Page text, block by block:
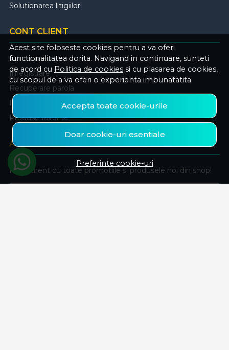
Acest site foloseste cookies pentru a va oferi
functionalitatea dorita. Navigand in continuare, sunteti
de acord cu Politica de cookies si cu plasarea de cookies,
cu scopul de a va oferi o experienta imbunatatita.
Accepta toate cookie-urile
Doar cookie-uri esentiale
Preferinte cookie-uri
Solutionarea litigiilor
CONT CLIENT
Contul meu
Inregistrare
Recuperare parola
Istoric comenzi
Produse favorite
ABONEAZA-TE LA NEWSLETTER
Fii la curent cu toate promotiile si produsele noi din shop!